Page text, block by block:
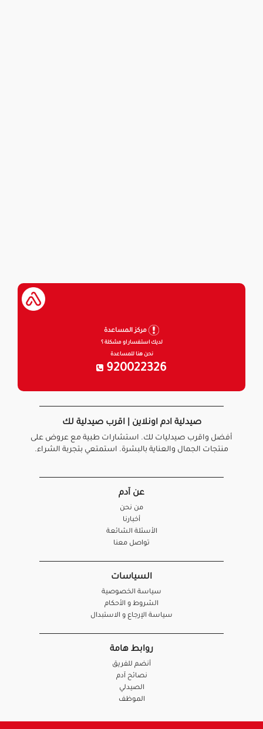
مركز المساعدة
لديك استفسار او مشكلة ؟
نحن هنا للمساعدة
920022326
صيدلية ادم اونلاين | اقرب صيدلية لك
أفضل واقرب صيدليات لك. استشارات طبية مع عروض على
منتجات الجمال والعناية بالبشرة. استمتعي بتجربة الشراء.
عن آدم
من نحن
أخبارنا
الأسئلة الشائعة
تواصل معنا
السياسات
سياسة الخصوصية
الشروط و الأحكام
سياسة الإرجاع و الاستبدال
روابط هامة
أنضم للفريق
نصائح آدم
الصيدلي
الموظف